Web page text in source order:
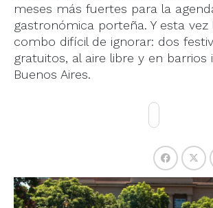
meses más fuertes para la
gastronómica porteña. Y esta
combo difícil de ignorar: dos
gratuitos, al aire libre y en barrios
Buenos Aires.